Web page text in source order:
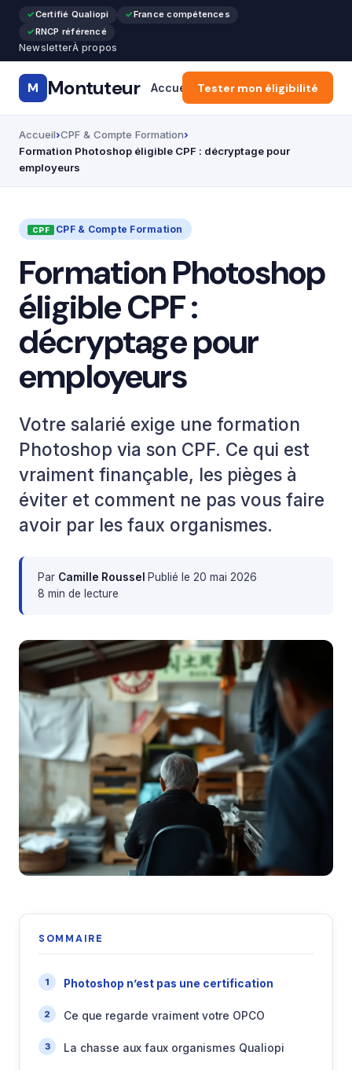
Certifié Qualiopi
France compétences
RNCP référencé
NewsletterÀ propos
M Montuteur Accueil CPF & Compte Formation
Tester mon éligibilité
Accueil CPF & Compte Formation
Formation Photoshop éligible CPF : décryptage pour
employeurs
CPF & Compte Formation
Formation Photoshop
éligible CPF :
décryptage pour
employeurs
Votre salarié exige une formation
Photoshop via son CPF. Ce qui est
vraiment finançable, les pièges à
éviter et comment ne pas vous faire
avoir par les faux organismes.
Par Camille Roussel·Publié le 20 mai 2026·
8 min de lecture
SOMMAIRE
Photoshop n’est pas une certification
Ce que regarde vraiment votre OPCO
La chasse aux faux organismes Qualiopi